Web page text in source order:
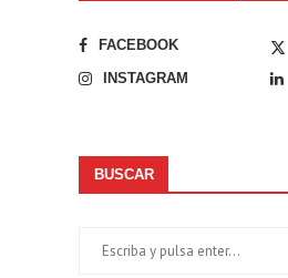
FACEBOOK
INSTAGRAM
BUSCAR